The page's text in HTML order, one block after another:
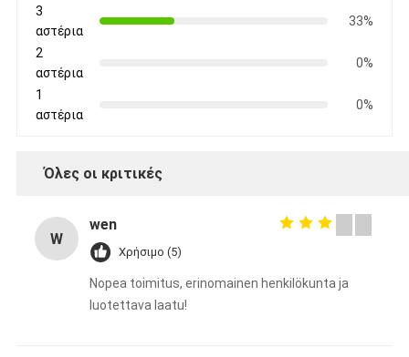
3
αστέρια
33%
2
αστέρια
0%
1
αστέρια
0%
Όλες οι κριτικές
W
wen
Χρήσιμο (5)
Nopea toimitus, erinomainen henkilökunta ja
luotettava laatu!